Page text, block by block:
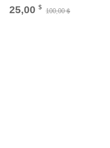
100,00$
السعر
25,00$